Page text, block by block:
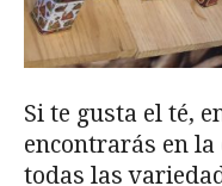
Si te gusta el té,
encontrarás en
todas las